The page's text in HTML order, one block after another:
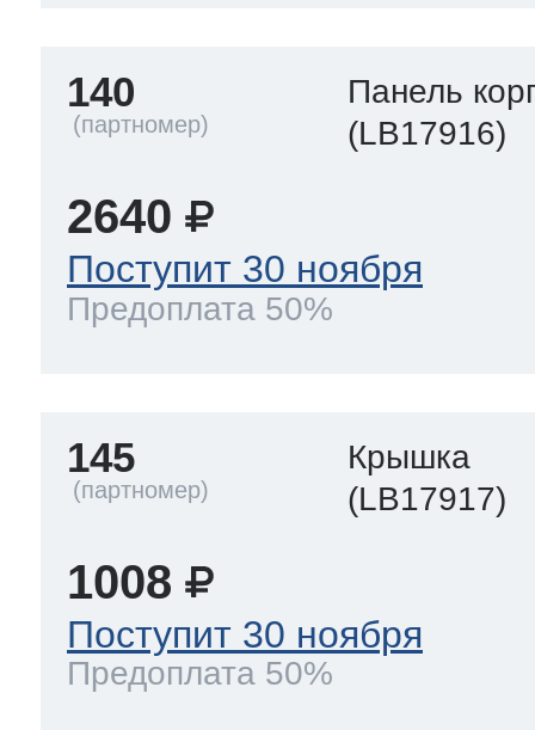
140
Панель
(LB17916)
2640
Поступит 30 ноября
Предоплата 50%
145
Крышка
(LB17917)
1008
Поступит 30 ноября
Предоплата 50%